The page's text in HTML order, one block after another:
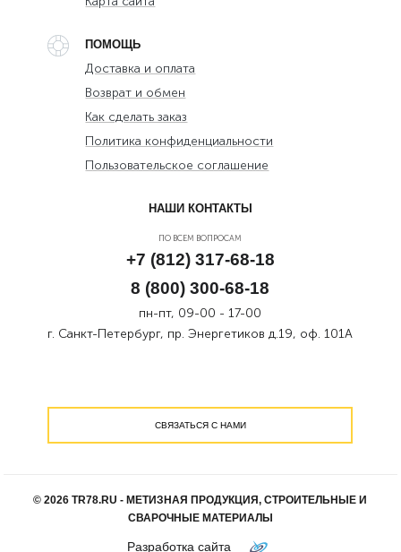
ПОМОЩЬ
Доставка и оплата
Возврат и обмен
Как сделать заказ
Политика конфиденциальности
Пользовательское соглашение
НАШИ КОНТАКТЫ
ПО ВСЕМ ВОПРОСАМ
+7 (812) 317-68-18
8 (800) 300-68-18
пн-пт, 09-00 - 17-00
г. Санкт-Петербург, пр. Энергетиков д.19, оф. 101А
СВЯЗАТЬСЯ С НАМИ
© 2026 TR78.RU - МЕТИЗНАЯ ПРОДУКЦИЯ, СТРОИТЕЛЬНЫЕ И
СВАРОЧНЫЕ МАТЕРИАЛЫ
Разработка сайта